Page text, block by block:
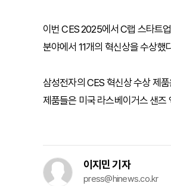
이번 CES 2025에서 C랩 스타트
분야에서 11개의 혁신상을 수상했
삼성전자의 CES 혁신상 수상 제
제품들은 미국 라스베이거스 샌즈
이지민 기자
press@hinews.co.kr